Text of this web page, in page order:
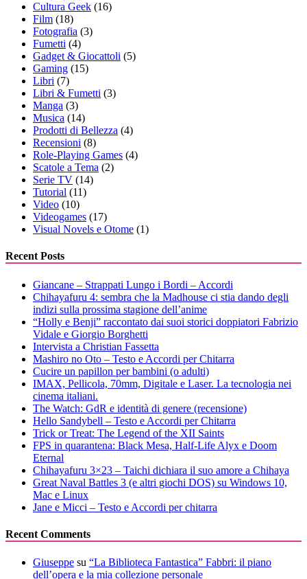
Cultura Geek (16)
Film (18)
Fotografia (3)
Fumetti (4)
Gadget & Giocattoli (5)
Gaming (15)
Libri (7)
Libri & Fumetti (3)
Manga (3)
Musica (14)
Prodotti di Bellezza (4)
Recensioni (8)
Role-Playing Games (4)
Scatole a Tema (2)
Serie TV (14)
Tutorial (11)
Video (10)
Videogames (17)
Visual Novels e Otome (1)
Recent Posts
Giancane – Strappati Lungo i Bordi – Accordi
Chihayafuru 4: sembra che la Madhouse ci stia dando degli
indizi sulla prossima stagione dell’anime
“Holly e Benji” raccontato dai suoi storici doppiatori Fabrizio
Vidale e Giorgio Borghetti
Intervista a Christian Fassetta
Mashiro no Oto – Testo e Accordi per Chitarra
Cucire un papillon per bambini (o adulti)
IMAX, Pellicola, 70mm, Digitale e Laser. La tecnologia nei
cinema italiani.
The Watch: GdR e identità di genere (recensione)
Hello Sandybell – Testo e Accordi per Chitarra
Trick or Treat: The Legend of the XII Saints
FPS in quarantena: Black Mesa, Half-Life Alyx e Doom
Eternal
Chihayafuru 3×23 – Taichi dichiara il suo amore a Chihaya
Great Naval Battles 3 (e altri giochi DOS) su Windows 10,
Mac e Linux
Jane e Micci – Testo e Accordi per chitarra
Recent Comments
Giuseppe su “La Biblioteca Fantastica” Fabbri: il piano
dell’opera e la mia collezione personale